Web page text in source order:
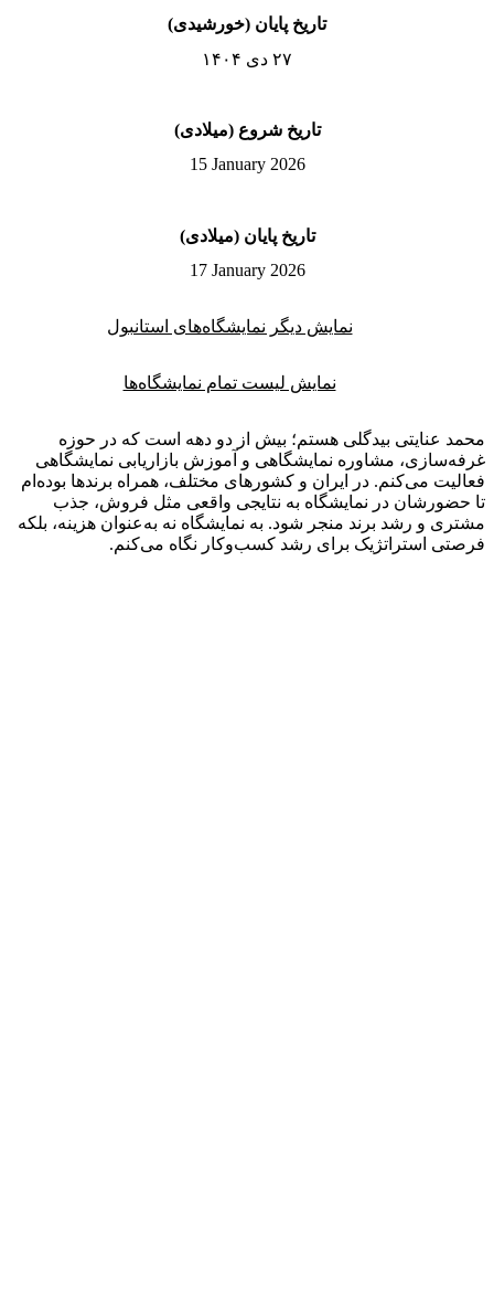
تاریخ پایان (خورشیدی)
تاریخ شروع (میلادی)
15 January 2026
تاریخ پایان (میلادی)
17 January 2026
نمایش دیگر نمایشگاه‌های استانبول
نمایش لیست تمام نمایشگاه‌ها
عنایتی بیدگلی هستم؛ بیش از دو دهه است که در حوزه
مشاوره نمایشگاهی و آموزش بازاریابی نمایشگاهی
می‌کنم. در ایران و کشورهای مختلف، همراه برندها بوده‌ام
در نمایشگاه به نتایجی واقعی مثل فروش، جذب
و رشد برند منجر شود. به نمایشگاه نه به‌عنوان هزینه، بلکه
استراتژیک برای رشد کسب‌وکار نگاه می‌کنم.